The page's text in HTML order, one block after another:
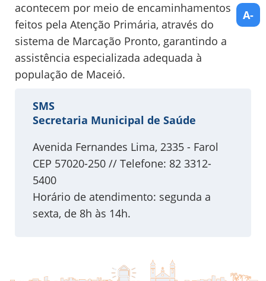
acontecem por meio de encaminhamentos
feitos pela Atenção Primária, através do
sistema de Marcação Pronto, garantindo a
assistência especializada adequada à
população de Maceió.
SMS
Secretaria Municipal de Saúde
Avenida Fernandes Lima, 2335 - Farol
CEP 57020-250 // Telefone: 82 3312-
5400
Horário de atendimento: segunda a
sexta, de 8h às 14h.
A-